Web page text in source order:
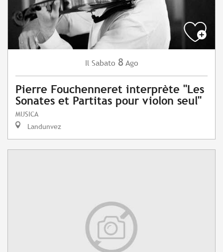
Il Sabato 8 Ago
Pierre Fouchenneret interprète "Les
Sonates et Partitas pour violon seul"
MUSICA
Landunvez